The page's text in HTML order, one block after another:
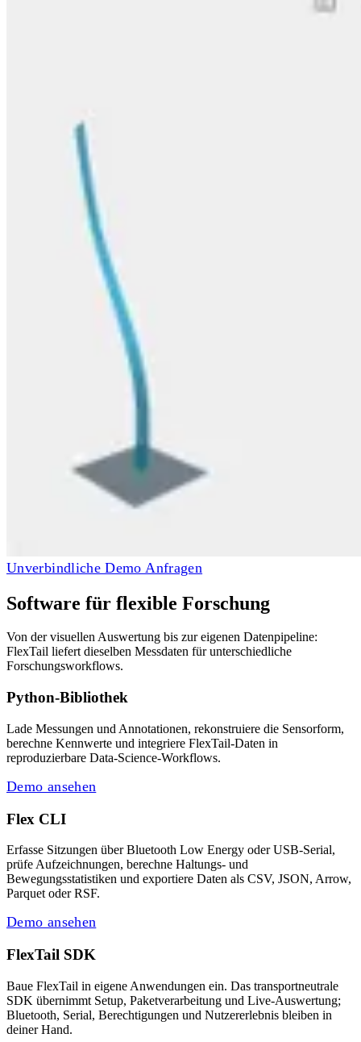
Unverbindliche Demo Anfragen
Software für flexible Forschung
Von der visuellen Auswertung bis zur eigenen Datenpipeline:
FlexTail liefert dieselben Messdaten für unterschiedliche
Forschungsworkflows.
Python-Bibliothek
Lade Messungen und Annotationen, rekonstruiere die Sensorform,
berechne Kennwerte und integriere FlexTail-Daten in
reproduzierbare Data-Science-Workflows.
Demo ansehen
Flex CLI
Erfasse Sitzungen über Bluetooth Low Energy oder USB-Serial,
prüfe Aufzeichnungen, berechne Haltungs- und
Bewegungsstatistiken und exportiere Daten als CSV, JSON, Arrow,
Parquet oder RSF.
Demo ansehen
FlexTail SDK
Baue FlexTail in eigene Anwendungen ein. Das transportneutrale
SDK übernimmt Setup, Paketverarbeitung und Live-Auswertung;
Bluetooth, Serial, Berechtigungen und Nutzererlebnis bleiben in
deiner Hand.